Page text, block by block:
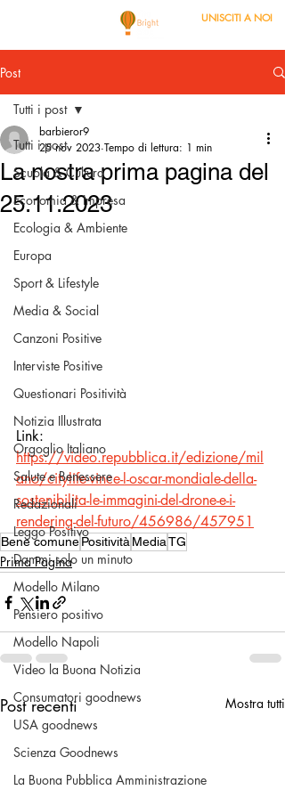
UNISCITI A NOI
Post
Tutti i post
Scuola & Cultura
Economia & Impresa
Ecologia & Ambiente
Europa
Sport & Lifestyle
Media & Social
Canzoni Positive
Interviste Positive
Questionari Positività
Notizia Illustrata
Orgoglio Italiano
Salute e Benessere
Redazionali
Leggo Positivo
Dammi solo un minuto
Modello Milano
Pensiero positivo
Modello Napoli
Video la Buona Notizia
Consumatori goodnews
USA goodnews
Scienza Goodnews
La Buona Pubblica Amministrazione
Tutti i post
La nostra prima pagina del
25.11.2023
barbieror9
25 nov 2023 Tempo di lettura: 1 min
Link:
https://video.repubblica.it/edizione/mil
ano/citylife-vince-l-oscar-mondiale-della-
sostenibilita-le-immagini-del-drone-e-i-
rendering-del-futuro/456986/457951
Bene comunePositivitàMediaTG
Prima Pagina
Post recenti Mostra tutti